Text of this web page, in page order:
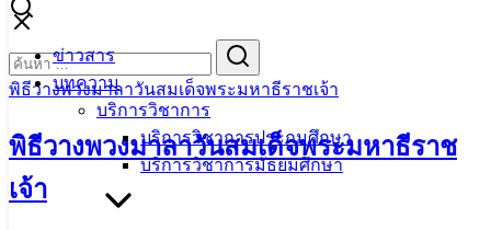
Skip
contentข่าวสาร
บทความ
บริการวิชาการ
บริการวิชาการประถมศึกษา
บริการวิชาการมัธยมศึกษา
Search
for:
พิธีวางพวงมาลาวันสมเด็จพระมหาธีราชเจ้า
พิธีวางพวงมาลาวันสมเด็จพระมหาธีราช
เจ้า